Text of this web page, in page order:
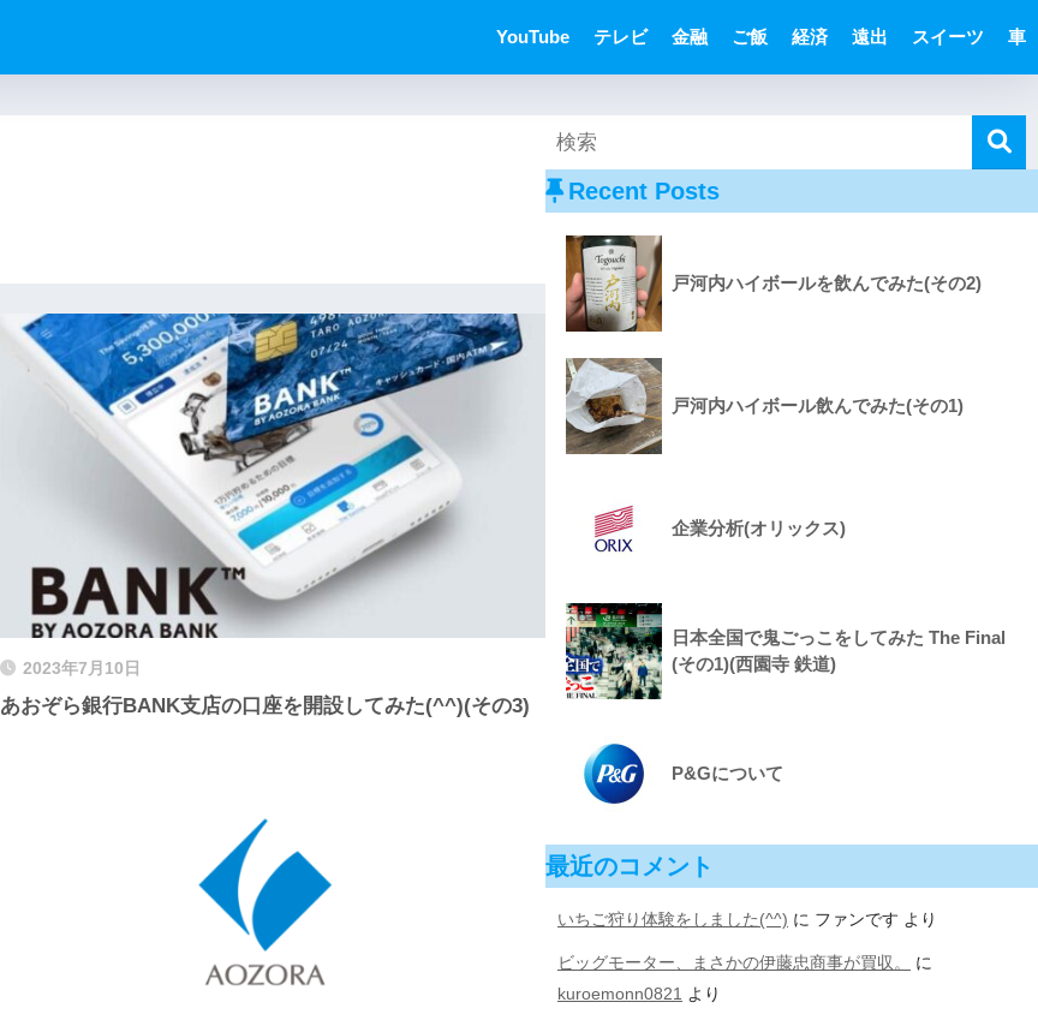
YouTube テレビ 金融 ご飯 経済 遠出 スイーツ 車
2023年7月10日
あおぞら銀行BANK支店の口座を開設してみた(^^)(その3)
Recent Posts
戸河内ハイボールを飲んでみた(その2)
戸河内ハイボール飲んでみた(その1)
企業分析(オリックス)
日本全国で鬼ごっこをしてみた The Final
(その1)(西園寺 鉄道)
P&Gについて
最近のコメント
いちご狩り体験をしました(^^) に ファンです より
ビッグモーター、まさかの伊藤忠商事が買収。
に
kuroemonn0821 より